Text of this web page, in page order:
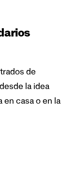
de
la idea
en casa o en la